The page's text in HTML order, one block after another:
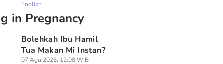
English
in Pregnancy
Bolehkah Ibu Hamil
Tua Makan Mi Instan?
07 Agu 2026, 12:08 WIB